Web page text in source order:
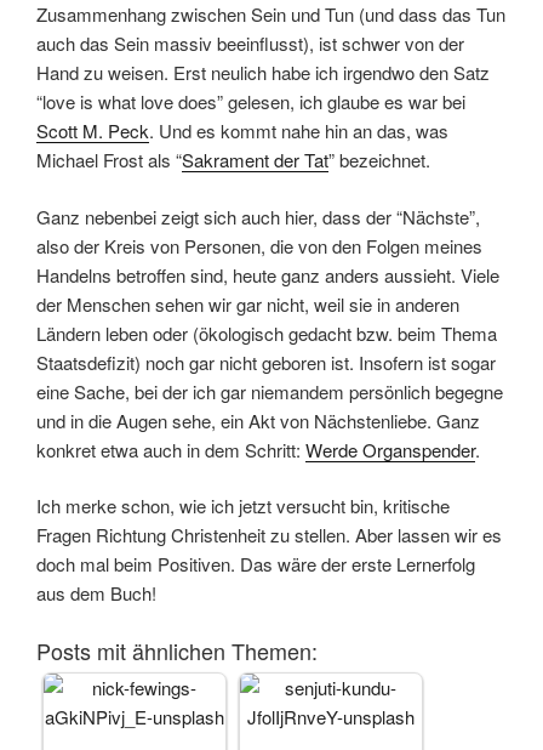
Zusammenhang zwischen Sein und Tun (und dass das Tun
auch das Sein massiv beeinflusst), ist schwer von der
Hand zu weisen. Erst neulich habe ich irgendwo den Satz
“love is what love does” gelesen, ich glaube es war bei
Scott M. Peck. Und es kommt nahe hin an das, was
Michael Frost als “Sakrament der Tat” bezeichnet.
Ganz nebenbei zeigt sich auch hier, dass der “Nächste”,
also der Kreis von Personen, die von den Folgen meines
Handelns betroffen sind, heute ganz anders aussieht. Viele
der Menschen sehen wir gar nicht, weil sie in anderen
Ländern leben oder (ökologisch gedacht bzw. beim Thema
Staatsdefizit) noch gar nicht geboren ist. Insofern ist sogar
eine Sache, bei der ich gar niemandem persönlich begegne
und in die Augen sehe, ein Akt von Nächstenliebe. Ganz
konkret etwa auch in dem Schritt: Werde Organspender.
Ich merke schon, wie ich jetzt versucht bin, kritische
Fragen Richtung Christenheit zu stellen. Aber lassen wir es
doch mal beim Positiven. Das wäre der erste Lernerfolg
aus dem Buch!
Posts mit ähnlichen Themen: